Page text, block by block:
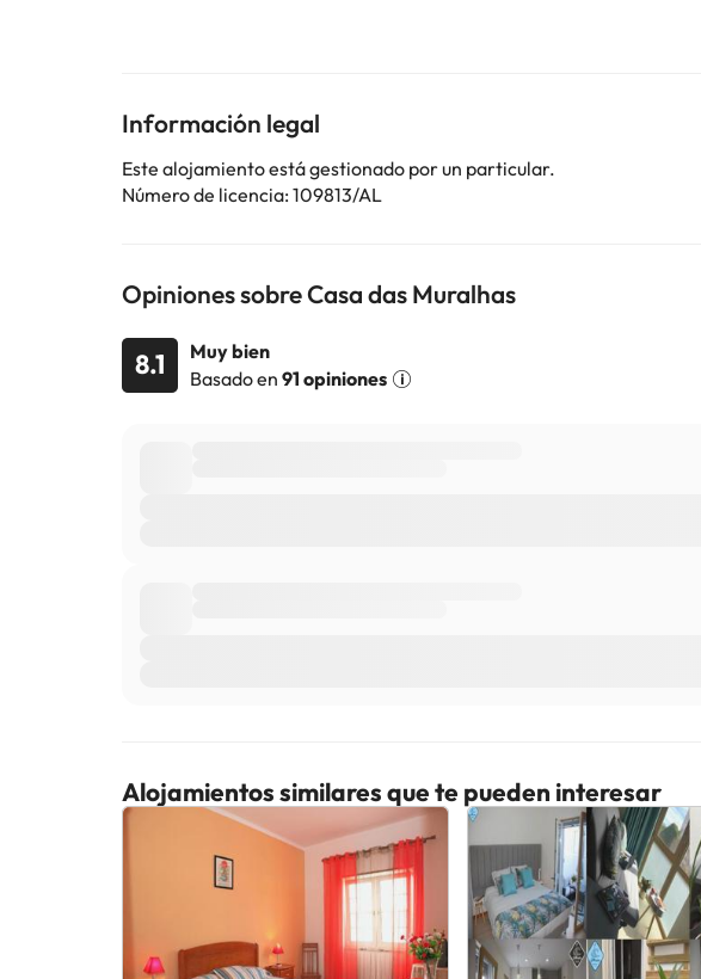
cambios por parte del alojamiento. Si tienes dudas, contáctanos.
Información legal
Este alojamiento está gestionado por un particular.
Número de licencia: 109813/AL
Opiniones sobre Casa das Muralhas
8.1
Muy bien
Basado en 91 opiniones
Alojamientos similares que te pueden interesar